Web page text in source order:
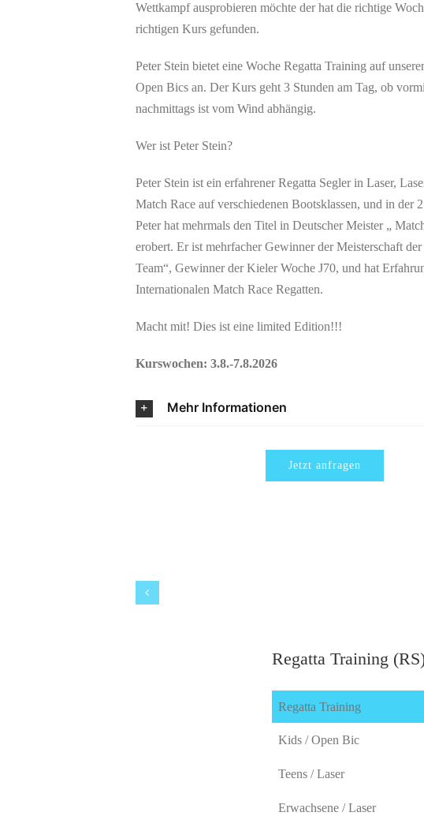
Wettkampf ausprobieren möchte der hat die richtige
richtigen Kurs gefunden.
Peter Stein bietet eine Woche Regatta Training auf
Open Bics an. Der Kurs geht 3 Stunden am Tag, ob
nachmittags ist vom Wind abhängig.
Wer ist Peter Stein?
Peter Stein ist ein erfahrener Regatta Segler in Laser,
Match Race auf verschiedenen Bootsklassen, und in der
Peter hat mehrmals den Titel in Deutscher Meister „
erobert. Er ist mehrfacher Gewinner der Meisterschaft
Team“, Gewinner der Kieler Woche J70, und hat
Internationalen Match Race Regatten.
Macht mit! Dies ist eine limited Edition!!!
Kurswochen: 3.8.-7.8.2026
Mehr Informationen
Jetzt anfragen
Regatta Training
Regatta Training
Kids / Open Bic
Teens / Laser
Erwachsene / Laser